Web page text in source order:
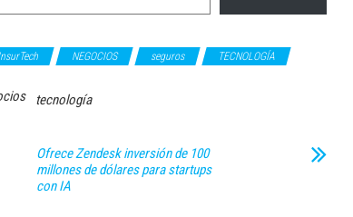
NEGOCIOS seguros TECNOLOGÍA
tecnología
Ofrece Zendesk inversión de 100
millones de dólares para startups
con IA